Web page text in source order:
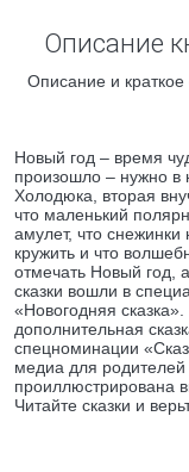
Описание
Описание и
Новый год – время
произошло – нужно в
Холодюка, вторая
что маленький
амулет, что снежинки
кружить и что
отмечать Новый год,
сказки вошли в
«Новогодняя
дополнительная
спецноминации
медиа для родителей
проиллюстрирована
Читайте сказки и